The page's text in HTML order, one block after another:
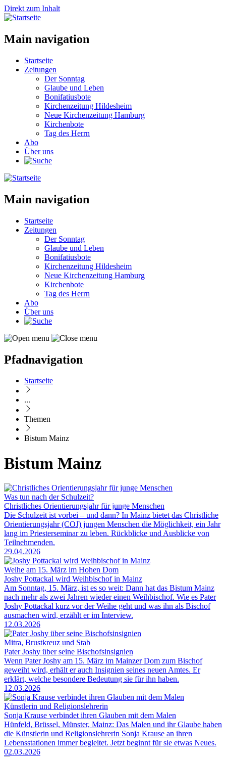
Direkt zum Inhalt
Main navigation
Startseite
Zeitungen
Der Sonntag
Glaube und Leben
Bonifatiusbote
Kirchenzeitung Hildesheim
Neue Kirchenzeitung Hamburg
Kirchenbote
Tag des Herrn
Abo
Über uns
Main navigation
Startseite
Zeitungen
Der Sonntag
Glaube und Leben
Bonifatiusbote
Kirchenzeitung Hildesheim
Neue Kirchenzeitung Hamburg
Kirchenbote
Tag des Herrn
Abo
Über uns
Pfadnavigation
Startseite
...
Themen
Bistum Mainz
Bistum Mainz
Was tun nach der Schulzeit?
Christliches Orientierungsjahr für junge Menschen
Die Schulzeit ist vorbei – und dann? In Mainz bietet das Christliche
Orientierungsjahr (COJ) jungen Menschen die Möglichkeit, ein Jahr
lang im Priesterseminar zu leben. Rückblicke und Ausblicke von
Teilnehmenden.
29.04.2026
Weihe am 15. März im Hohen Dom
Joshy Pottackal wird Weihbischof in Mainz
Am Sonntag, 15. März, ist es so weit: Dann hat das Bistum Mainz
nach mehr als zwei Jahren wieder einen Weihbischof. Wie es Pater
Joshy Pottackal kurz vor der Weihe geht und was ihn als Bischof
ausmachen wird, erzählt er im Interview.
12.03.2026
Mitra, Brustkreuz und Stab
Pater Joshy über seine Bischofsinsignien
Wenn Pater Joshy am 15. März im Mainzer Dom zum Bischof
geweiht wird, erhält er auch Insignien seines neuen Amtes. Er
erklärt, welche besondere Bedeutung sie für ihn haben.
12.03.2026
Künstlerin und Religionslehrerin
Sonja Krause verbindet ihren Glauben mit dem Malen
Hünfeld, Brüssel, Münster, Mainz: Das Malen und ihr Glaube haben
die Künstlerin und Religionslehrerin Sonja Krause an ihren
Lebensstationen immer begleitet. Jetzt beginnt für sie etwas Neues.
02.03.2026